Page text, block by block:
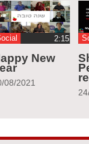
‏2:15
New
08/2021